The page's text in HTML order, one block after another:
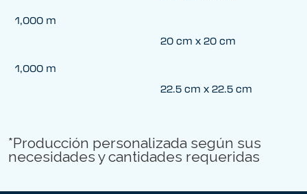
1,000 m
1,000 m
20 cm x 20 cm
22.5 cm x 22.5 cm
*Producción personalizada según sus
necesidades y cantidades requeridas